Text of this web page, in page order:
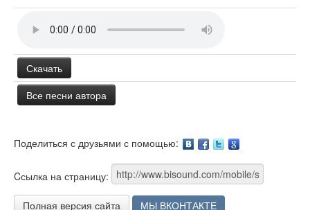
Скачать
Все песни автора
Поделиться с друзьями с помощью:
Cсылка на страницу:
Полная версия сайта МЫ ВКОНТАКТЕ